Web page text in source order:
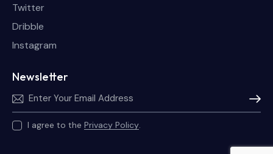
Twitter
Dribble
Instagram
Newsletter
I agree to the Privacy Policy.